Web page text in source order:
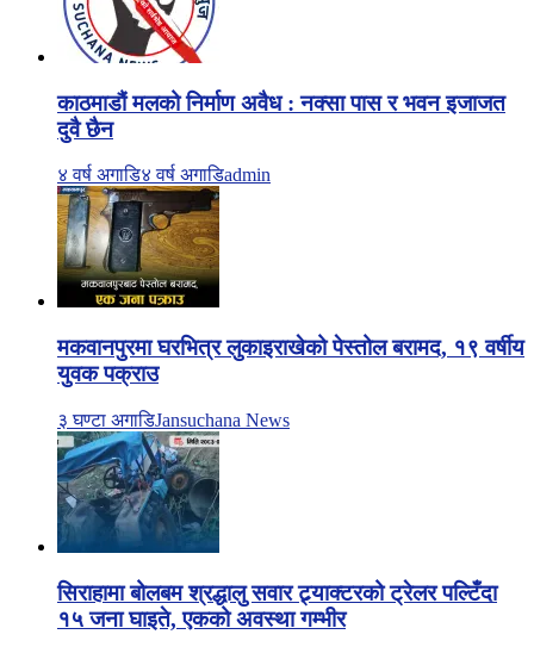
काठमाडौं मलको निर्माण अवैध : नक्सा पास र भवन इजाजत
दुवै छैन
४ वर्ष अगाडि४ वर्ष अगाडिadmin
मकवानपुरमा घरभित्र लुकाइराखेको पेस्तोल बरामद, १९ वर्षीय
युवक पक्राउ
३ घण्टा अगाडिJansuchana News
सिराहामा बोलबम श्रद्धालु सवार ट्र्याक्टरको ट्रेलर पल्टिँदा
१५ जना घाइते, एकको अवस्था गम्भीर